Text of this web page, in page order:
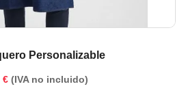
Personalizable
€ (IVA no incluido)